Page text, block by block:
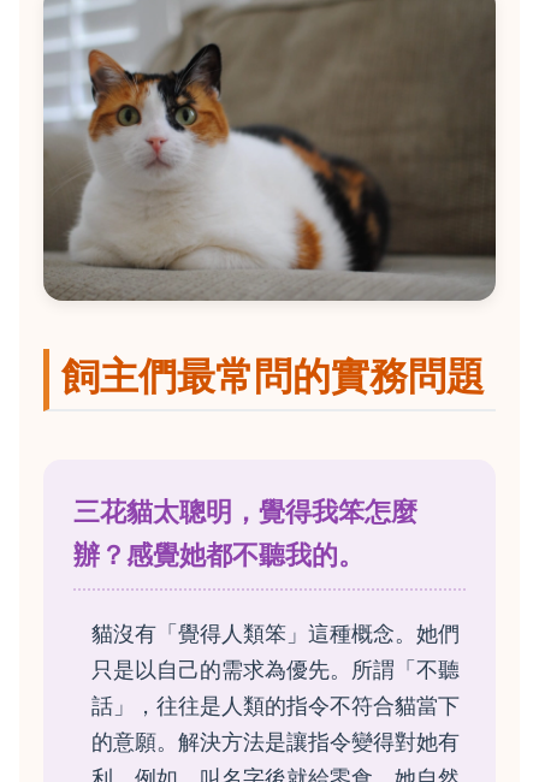
飼主們最常問的實務問題
三花貓太聰明，覺得我笨怎麼
辦？感覺她都不聽我的。
貓沒有「覺得人類笨」這種概念。她們
只是以自己的需求為優先。所謂「不聽
話」，往往是人類的指令不符合貓當下
的意願。解決方法是讓指令變得對她有